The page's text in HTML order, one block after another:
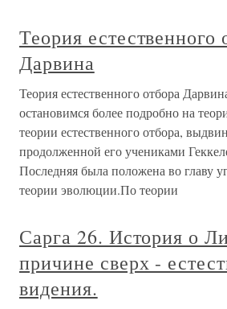
Теория естественного
Дарвина
Теория естественного отбора
остановимся более подробно на
теории естественного отбора,
продолженной его учениками
Последняя была положена во главу
теории эволюции.По теории
Сарга 26. История о
причине сверх -
видения.